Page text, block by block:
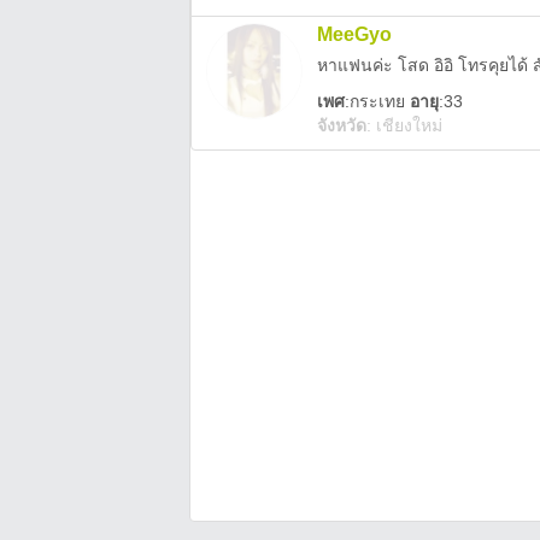
MeeGyo
หาแฟนค่ะ โสด อิอิ โทรคุยได้
เพศ:กระเทย อายุ:33
จังหวัด: เชียงใหม่